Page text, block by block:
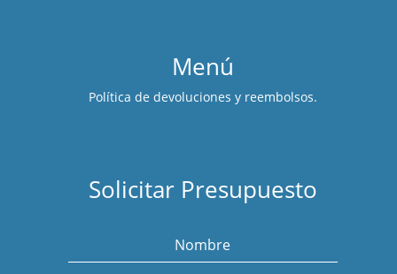
Menú
Política de devoluciones y reembolsos.
Solicitar Presupuesto
Nombre